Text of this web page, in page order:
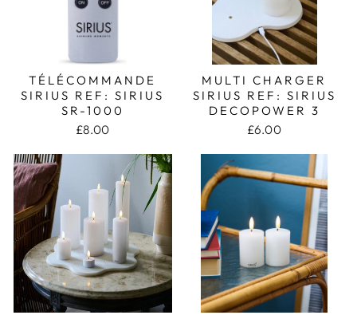
TÉLÉCOMMANDE
SIRIUS REF: SIRIUS
SR-1000
£8.00
MULTI CHARGER
SIRIUS REF: SIRIUS
DECOPOWER 3
£6.00